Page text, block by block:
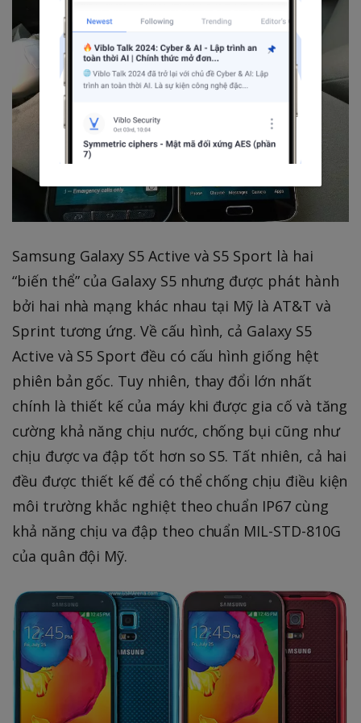
Samsung Galaxy S5 Active và S5 Sport là hai
“biến thể” của Galaxy S5 nhưng được phát hành
bởi hai nhà mạng khác nhau tại Mỹ là AT&T và
Sprint tương ứng. Về cấu hình, cả Galaxy S5
Active và S5 Sport đều có cấu hình giống hệt
phiên bản gốc. Tuy nhiên, thay đổi lớn nhất
chính là thiết kế của máy khi được gia cố và tăng
cường khả năng chịu nước, chống bụi cũng như
chịu được va đập tốt hơn so S5. Tất nhiên, cả hai
đều được thiết kế để có thể chống chịu điều kiện
môi trường khắc nghiệt theo chuẩn IP67 cùng
khả năng chịu va đập theo chuẩn MIL-STD-810G
của quân đội Mỹ.